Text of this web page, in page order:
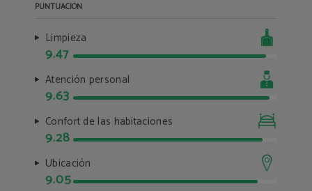
PUNTUACIÓN
Limpieza
9.47
Atención personal
9.63
Confort de las habitaciones
9.28
Ubicación
9.05